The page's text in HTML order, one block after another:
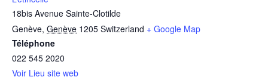
18bis Avenue Sainte-Clotilde
Genève, Genève 1205 Switzerland + Google Map
Téléphone
022 545 2020
Voir Lieu site web